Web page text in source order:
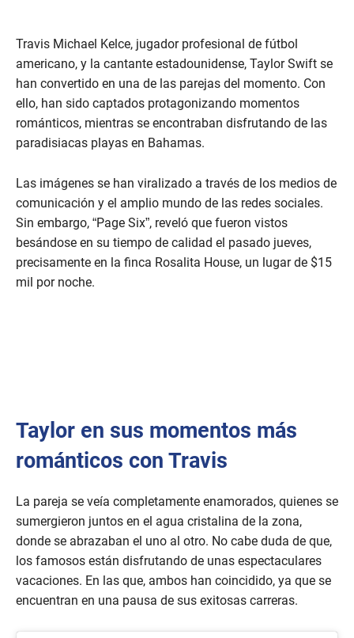
Travis Michael Kelce, jugador profesional de fútbol
americano, y la cantante estadounidense, Taylor Swift se
han convertido en una de las parejas del momento. Con
ello, han sido captados protagonizando momentos
románticos, mientras se encontraban disfrutando de las
paradisiacas playas en Bahamas.
Las imágenes se han viralizado a través de los medios de
comunicación y el amplio mundo de las redes sociales.
Sin embargo, “Page Six”, reveló que fueron vistos
besándose en su tiempo de calidad el pasado jueves,
precisamente en la finca Rosalita House, un lugar de $15
mil por noche.
Taylor en sus momentos más
románticos con Travis
La pareja se veía completamente enamorados, quienes se
sumergieron juntos en el agua cristalina de la zona,
donde se abrazaban el uno al otro. No cabe duda de que,
los famosos están disfrutando de unas espectaculares
vacaciones. En las que, ambos han coincidido, ya que se
encuentran en una pausa de sus exitosas carreras.